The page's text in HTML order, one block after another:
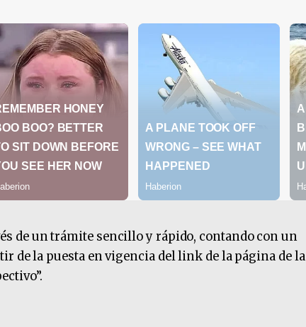
de un trámite sencillo y rápido, contando con un
de la puesta en vigencia del link de la página de la